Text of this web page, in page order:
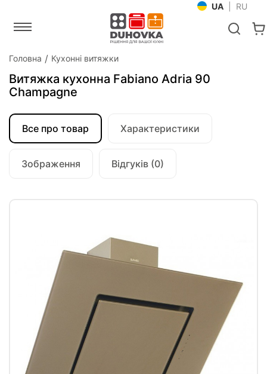
UA RU
Головна Кухонні витяжки
Витяжка кухонна Fabiano Adria 90
Champagne
Все про товар Характеристики
Зображення Відгуків (0)